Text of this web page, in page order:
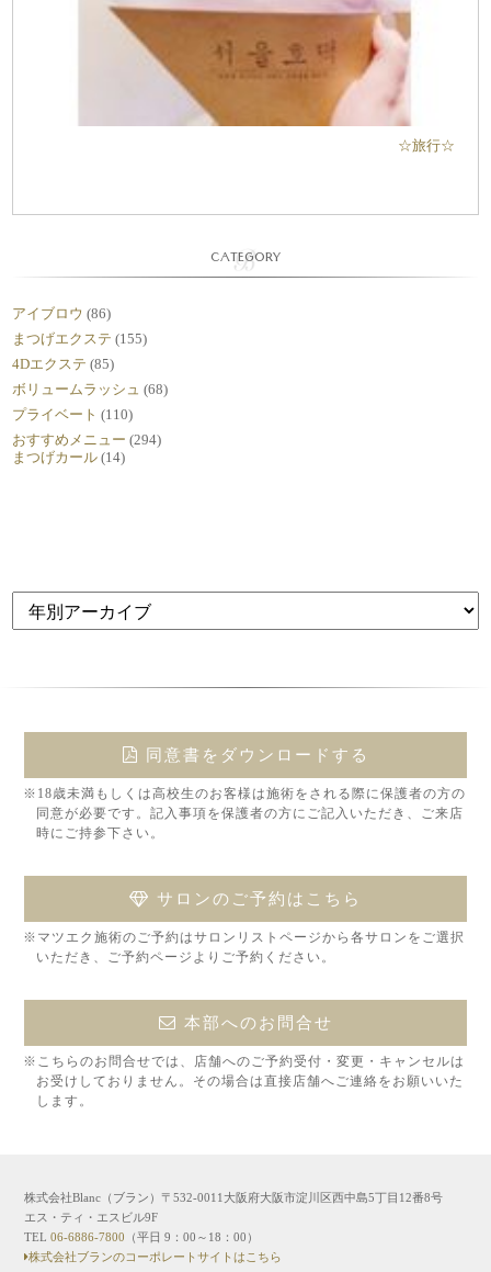
☆旅行☆
CATEGORY
アイブロウ (86)
まつげエクステ (155)
4Dエクステ (85)
ボリュームラッシュ (68)
プライベート (110)
おすすめメニュー (294)
まつげカール (14)
同意書をダウンロードする
※18歳未満もしくは高校生のお客様は施術をされる際に保護者の方の
同意が必要です。記入事項を保護者の方にご記入いただき、ご来店
時にご持参下さい。
サロンのご予約はこちら
※マツエク施術のご予約はサロンリストページから各サロンをご選択
いただき、ご予約ページよりご予約ください。
本部へのお問合せ
※こちらのお問合せでは、店舗へのご予約受付・変更・キャンセルは
お受けしておりません。その場合は直接店舗へご連絡をお願いいた
します。
株式会社Blanc（ブラン）〒532-0011大阪府大阪市淀川区西中島5丁目12番8号
エス・ティ・エスビル9F
TEL06-6886-7800
（平日 9：00～18：00）
株式会社ブランのコーポレートサイトはこちら